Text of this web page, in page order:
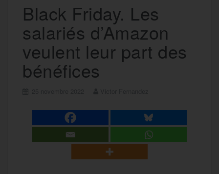
Black Friday. Les
salariés d’Amazon
veulent leur part des
bénéfices